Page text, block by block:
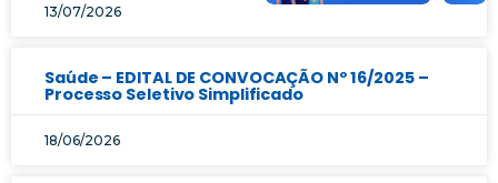
13/07/2026
Saúde – EDITAL DE CONVOCAÇÃO Nº 16/2025 –
Processo Seletivo Simplificado
18/06/2026